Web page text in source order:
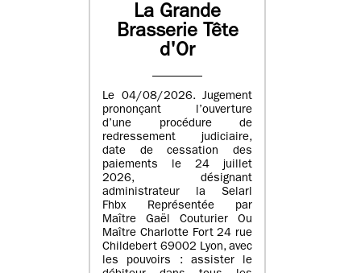
La Grande
Brasserie Tête
d'Or
Le 04/08/2026. Jugement
prononçant l’ouverture
d’une procédure de
redressement judiciaire,
date de cessation des
paiements le 24 juillet
2026, désignant
administrateur la Selarl
Fhbx Représentée par
Maître Gaël Couturier Ou
Maître Charlotte Fort 24 rue
Childebert 69002 Lyon, avec
les pouvoirs : assister le